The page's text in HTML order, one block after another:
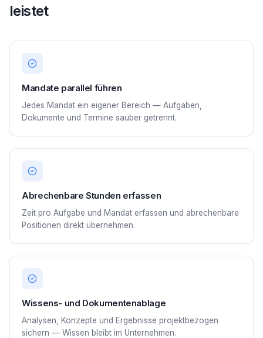
leistet
Mandate parallel führen
Jedes Mandat ein eigener Bereich — Aufgaben,
Dokumente und Termine sauber getrennt.
Abrechenbare Stunden erfassen
Zeit pro Aufgabe und Mandat erfassen und abrechenbare
Positionen direkt übernehmen.
Wissens- und Dokumentenablage
Analysen, Konzepte und Ergebnisse projektbezogen
sichern — Wissen bleibt im Unternehmen.